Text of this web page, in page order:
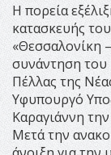
Η πορεία
κατασκευής
«Θεσσαλονίκη
συνάντηση
Πέλλας της
Υφυπουργό
Καραγιάννη
Μετά την